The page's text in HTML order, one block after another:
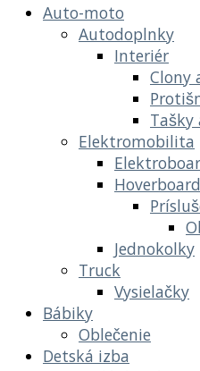
Auto-moto
Autodoplnky
Interiér
Clony
Tašky
Elektromobilita
Jednokolky
Truck
Vysielačky
Bábiky
Oblečenie
Detská izba